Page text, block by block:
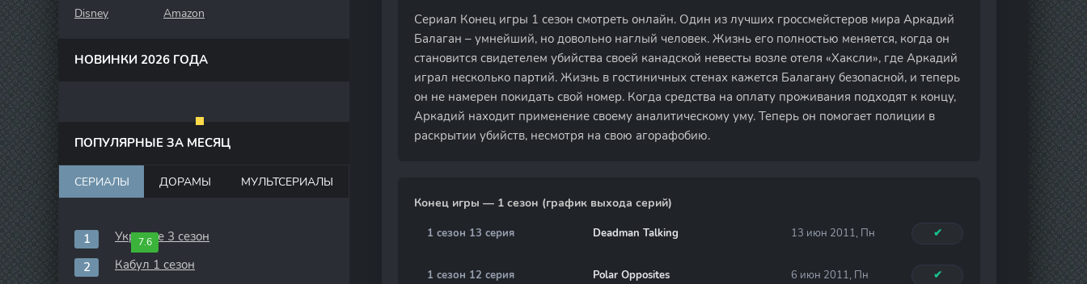
Сериал Конец игры 1 сезон смотреть онлайн. Один из лучших гроссмейстеров мира Аркадий
Балаган – умнейший, но довольно наглый человек. Жизнь его полностью меняется, когда он
становится свидетелем убийства своей канадской невесты возле отеля «Хаксли», где Аркадий
играл несколько партий. Жизнь в гостиничных стенах кажется Балагану безопасной, и теперь
он не намерен покидать свой номер. Когда средства на оплату проживания подходят к концу,
Аркадий находит применение своему аналитическому уму. Теперь он помогает полиции в
раскрытии убийств, несмотря на свою агорафобию.
Конец игры — 1 сезон (график выхода серий)
1 сезон 13 серия Deadman Talking 13 июн 2011, Пн ✔
1 сезон 12 серия Polar Opposites 6 июн 2011, Пн ✔
Disney
Amazon
НОВИНКИ 2026 ГОДА
ПОПУЛЯРНЫЕ ЗА МЕСЯЦ
СЕРИАЛЫ ДОРАМЫ МУЛЬТСЕРИАЛЫ
7.6
Укрытие 3 сезон
Кабул 1 сезон